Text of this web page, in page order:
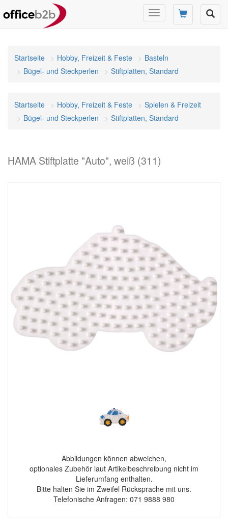
Navigation
umschalten
Startseite Hobby, Freizeit & Feste
Basteln
Bügel- und Steckperlen
Stiftplatten, Standard
Startseite Hobby, Freizeit & Feste
Spielen & Freizeit
Bügel- und Steckperlen
Stiftplatten, Standard
HAMA Stiftplatte "Auto", weiß (311)
Abbildungen können abweichen,
optionales Zubehör laut Artikelbeschreibung nicht im
Lieferumfang enthalten.
Bitte halten Sie im Zweifel Rücksprache mit uns.
Telefonische Anfragen: 071 9888 980